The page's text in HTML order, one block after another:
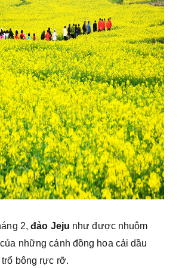
2,đảo Jeju như được nhuộm
những cánh đồng hoa cải dầu
bông rực rỡ.